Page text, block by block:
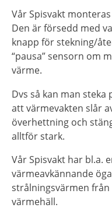
Vår Spisvakt
Den är försedd med
knapp för stekning/
“pausa” sensorn om
värme.
Dvs så kan man
att värmevakten slår
överhettning och
alltför stark.
Vår Spisvakt har bl.a.
värmeavkännande
strålningsvärmen
värmehäll.